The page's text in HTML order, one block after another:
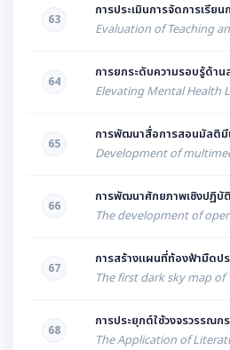
63
การประเมินการจัดการเรี
Evaluation of Teaching
64
การยกระดับความรอบรู้ด้า
Elevating Mental Health
65
การพัฒนาสื่อการสอนมัลติมีเ
Development of
66
การพัฒนาศักยภาพเชิงปฏิบั
The development of
67
การสร้างแผนที่ท้องฟ้ามืดปร
The first dark sky map
68
การประยุกต์ใช้วงจรวรรณ
The Application of